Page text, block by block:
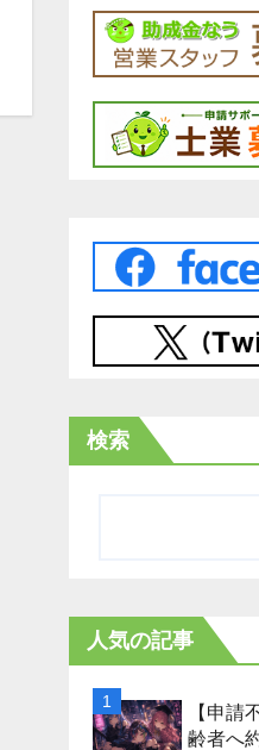
検索
人気の記事
【申請
齢者へ